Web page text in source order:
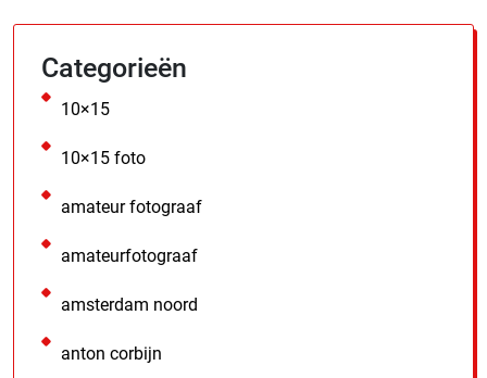
Categorieën
10×15
10×15 foto
amateur fotograaf
amateurfotograaf
amsterdam noord
anton corbijn